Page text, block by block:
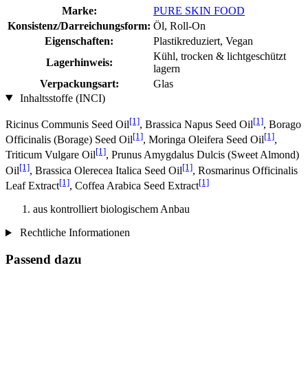
Marke:
PURE SKIN FOOD
Konsistenz/Darreichungsform: Öl, Roll-On
Eigenschaften:
Plastikreduziert, Vegan
Lagerhinweis:
Kühl, trocken & lichtgeschützt
lagern
Verpackungsart:
Glas
Inhaltsstoffe (INCI)
Ricinus Communis Seed Oil[1], Brassica Napus Seed Oil[1], Borago
Officinalis (Borage) Seed Oil[1], Moringa Oleifera Seed Oil[1],
Triticum Vulgare Oil[1], Prunus Amygdalus Dulcis (Sweet Almond)
Oil[1], Brassica Olerecea Italica Seed Oil[1], Rosmarinus Officinalis
Leaf Extract[1], Coffea Arabica Seed Extract[1]
aus kontrolliert biologischem Anbau
Rechtliche Informationen
Passend dazu